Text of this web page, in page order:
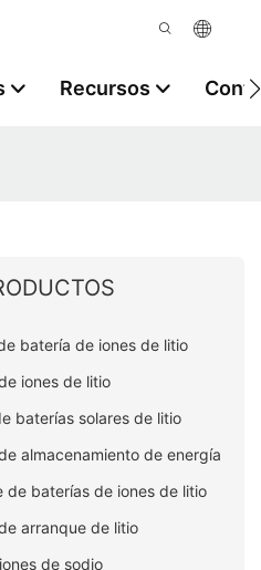
Recursos
batería de iones de litio
iones de litio
baterías solares de litio
almacenamiento de energía
de baterías de iones de litio
arranque de litio
de sodio